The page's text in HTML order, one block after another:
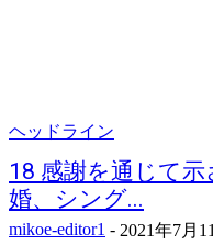
ヘッドライン
18 感謝を通じて
婚、シング...
mikoe-editor1 - 2021年7月